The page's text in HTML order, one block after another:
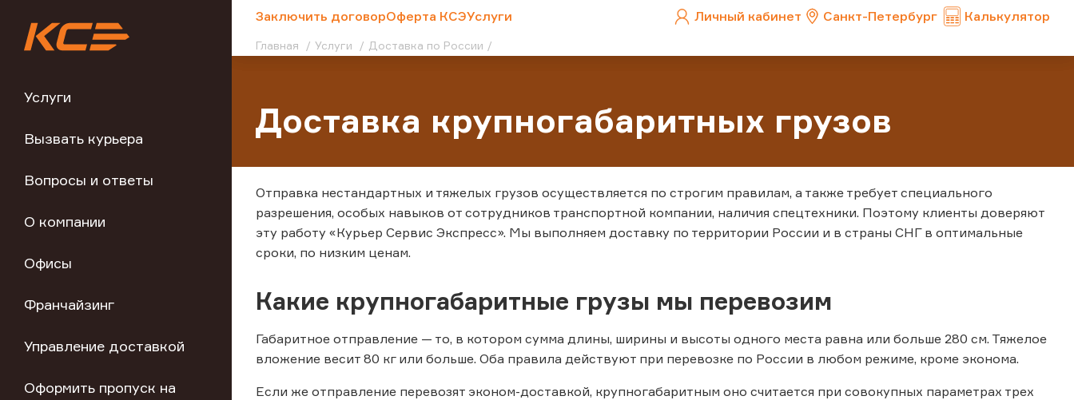
Услуги
Вызвать курьера
Вопросы и ответы
О компании
Офисы
Франчайзинг
Управление доставкой
Оформить пропуск на
Заключить договорОферта КСЭУслуги Личный кабинет Санкт-Петербург Калькулятор
Главная Услуги Доставка по России
Доставка крупногабаритных грузов
Отправка нестандартных и тяжелых грузов осуществляется по строгим правилам, а также требует специального
разрешения, особых навыков от сотрудников транспортной компании, наличия спецтехники. Поэтому клиенты доверяют
эту работу «Курьер Сервис Экспресс». Мы выполняем доставку по территории России и в страны СНГ в оптимальные
сроки, по низким ценам.
Какие крупногабаритные грузы мы перевозим
Габаритное отправление — то, в котором сумма длины, ширины и высоты одного места равна или больше 280 см. Тяжелое
вложение весит 80 кг или больше. Оба правила действуют при перевозке по России в любом режиме, кроме эконома.
Если же отправление перевозят эконом-доставкой, крупногабаритным оно считается при совокупных параметрах трех